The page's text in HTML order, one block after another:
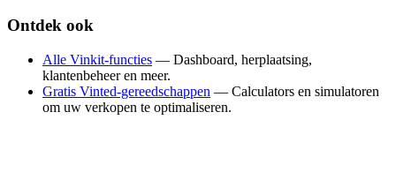
Ontdek ook
Alle Vinkit-functies — Dashboard, herplaatsing,
klantenbeheer en meer.
Gratis Vinted-gereedschappen — Calculators en simulatoren
om uw verkopen te optimaliseren.